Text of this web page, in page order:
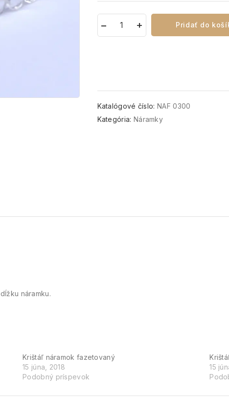
Pridať do
Katalógové číslo: NAF 0300
Kategória: Náramky
náramku.
Krištáľ náramok fazetovaný
15 júna, 2018
Podobný príspevok
15